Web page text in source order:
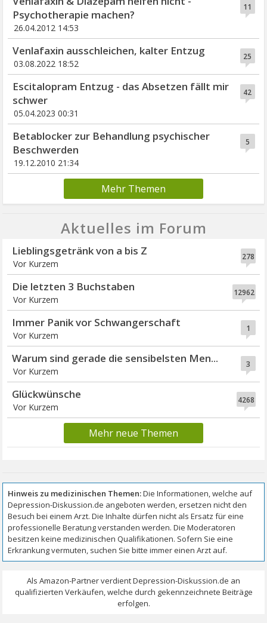
11
Psychotherapie machen?
26.04.2012 14:53
25
Venlafaxin ausschleichen, kalter Entzug
03.08.2022 18:52
42
Escitalopram Entzug - das Absetzen fällt mir
schwer
05.04.2023 00:31
5
Betablocker zur Behandlung psychischer
Beschwerden
19.12.2010 21:34
Mehr Themen
Aktuelles im Forum
278
Lieblingsgetränk von a bis Z
Vor Kurzem
12962
Die letzten 3 Buchstaben
Vor Kurzem
1
Immer Panik vor Schwangerschaft
Vor Kurzem
3
Warum sind gerade die sensibelsten Men...
Vor Kurzem
4268
Glückwünsche
Vor Kurzem
Mehr neue Themen